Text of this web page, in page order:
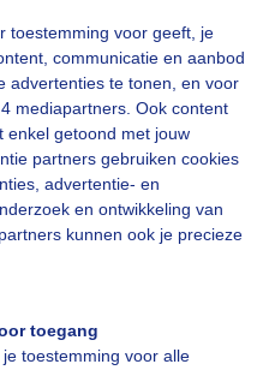
toestemming voor geeft, je
communicatie en aanbod
advertenties te tonen, en voor
mediapartners. Ook content
enkel getoond met jouw
partners gebruiken cookies
advertentie- en
en ontwikkeling van
kunnen ook je precieze
toegang
toestemming voor alle
geduld aub...